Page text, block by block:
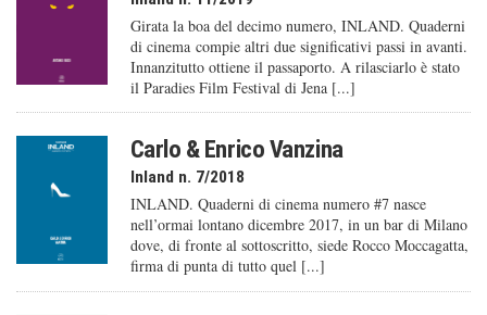
Girata la boa del decimo numero, INLAND. Quaderni
di cinema compie altri due significativi passi in avanti.
Innanzitutto ottiene il passaporto. A rilasciarlo è stato
il Paradies Film Festival di Jena [...]
Carlo & Enrico Vanzina
Inland n. 7/2018
INLAND. Quaderni di cinema numero #7 nasce
nell’ormai lontano dicembre 2017, in un bar di Milano
dove, di fronte al sottoscritto, siede Rocco Moccagatta,
firma di punta di tutto quel [...]